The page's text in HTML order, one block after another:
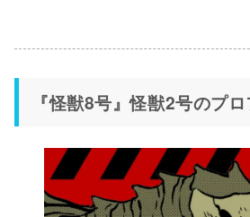
『怪獣8号』怪獣2号のプ